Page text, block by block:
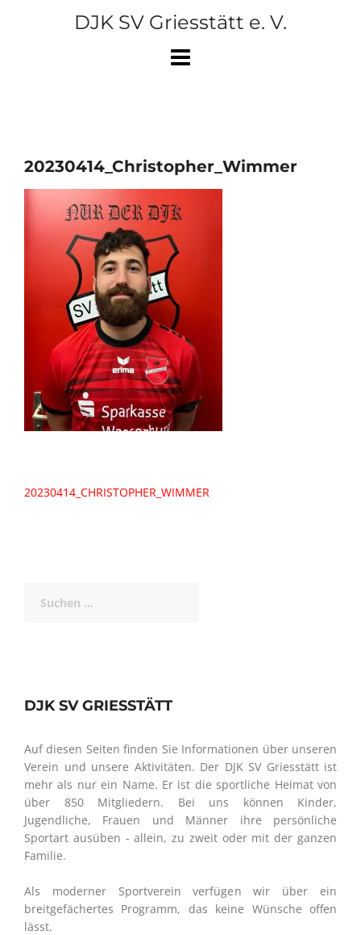
DJK SV Griesstätt e. V.
20230414_Christopher_Wimmer
Beitragsnavigation
20230414_CHRISTOPHER_WIMMER
nach:
DJK SV GRIESSTÄTT
Auf diesen Seiten finden Sie Informationen über unseren
Verein und unsere Aktivitäten. Der DJK SV Griesstätt ist
mehr als nur ein Name. Er ist die sportliche Heimat von
über 850 Mitgliedern. Bei uns können Kinder,
Jugendliche, Frauen und Männer ihre persönliche
Sportart ausüben - allein, zu zweit oder mit der ganzen
Familie.
Als moderner Sportverein verfügen wir über ein
breitgefächertes Programm, das keine Wünsche offen
lässt.